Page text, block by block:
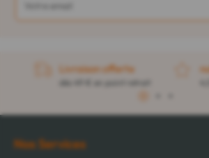
Livraison offerte
dès 49 € en point retrait
1
Nos Services